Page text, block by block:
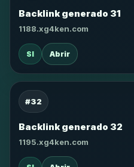
Backlink generado 31
1188.xg4ken.com
SI Abrir
#32
Backlink generado 32
1195.xg4ken.com